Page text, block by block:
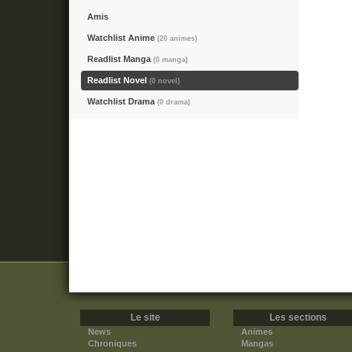
Amis
Watchlist Anime (20 animes)
Readlist Manga (0 manga)
Readlist Novel (0 novel)
Watchlist Drama (0 drama)
Le site
News
Chroniques
Les sections
Animes
Mangas